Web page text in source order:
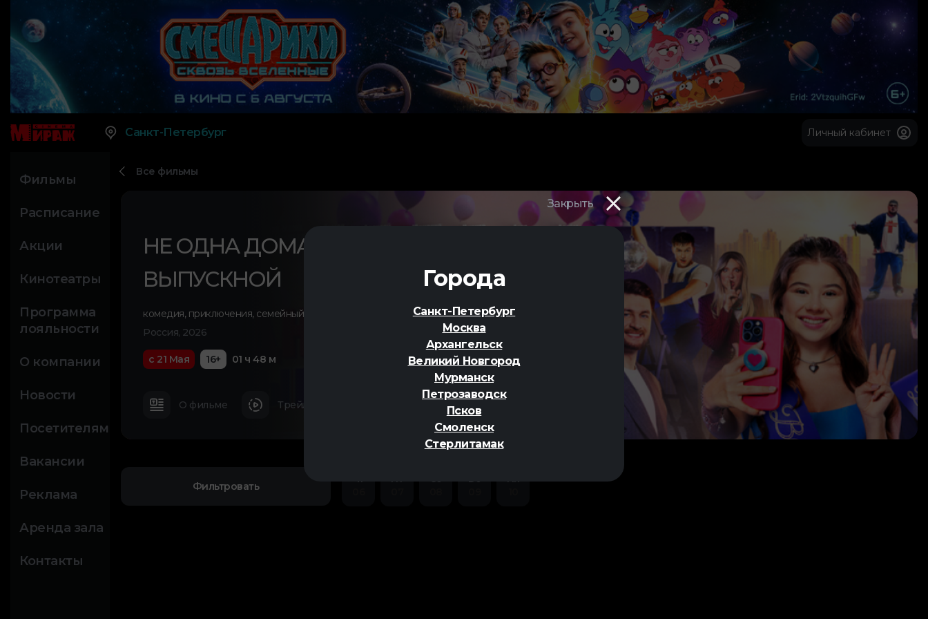
Закрыть
Города
Санкт-Петербург
Москва
Архангельск
Великий Новгород
Мурманск
Петрозаводск
Псков
Смоленск
Стерлитамак
Санкт-Петербург Личный кабинет
Фильмы
Расписание
Акции
Кинотеатры
Программа
лояльности
О компании
Новости
Посетителям
Вакансии
Реклама
Аренда зала
Контакты
Все фильмы
НЕ ОДНА ДОМА 3.
ВЫПУСКНОЙ
комедия,приключения,семейный
Россия, 2026
с 21 Мая 16+ 01 ч 48 м
О фильме Трейлер
Фильтровать
Чт
Пт
Сб
Вс
Пн